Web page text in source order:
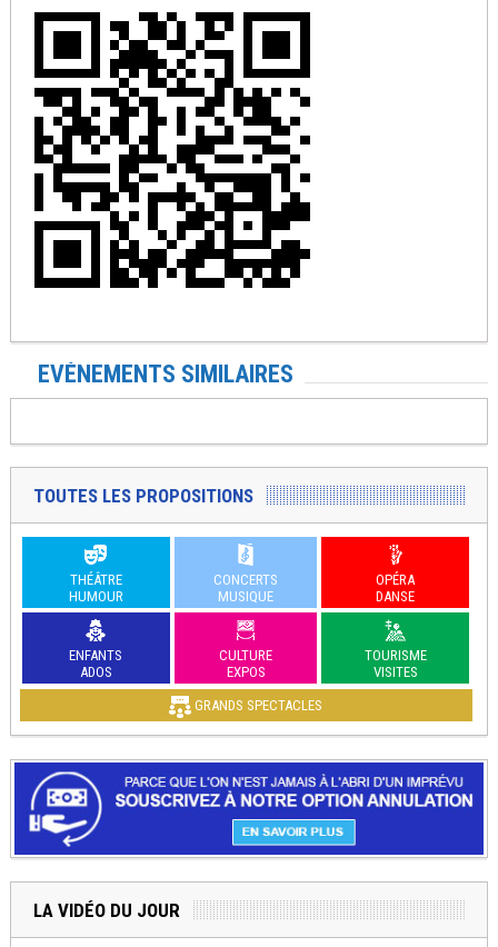
EVÉNEMENTS SIMILAIRES
TOUTES LES PROPOSITIONS
THÉÂTRE
HUMOUR
CONCERTS
MUSIQUE
OPÉRA
DANSE
ENFANTS
ADOS
CULTURE
EXPOS
TOURISME
VISITES
GRANDS SPECTACLES
LA VIDÉO DU JOUR